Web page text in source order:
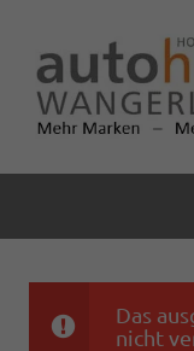
Das
nicht